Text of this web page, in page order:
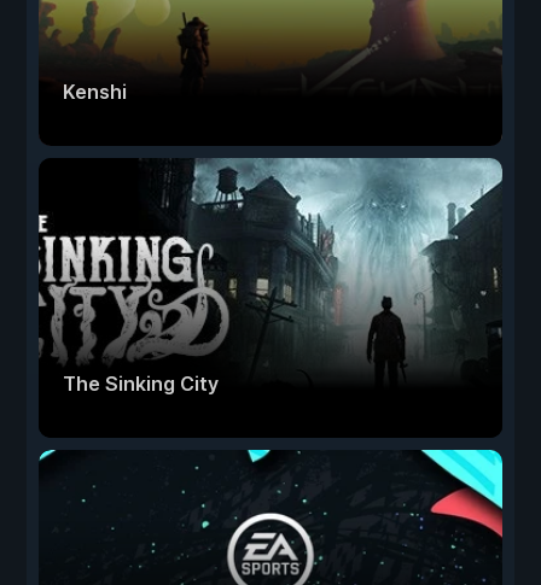
Kenshi
The Sinking City